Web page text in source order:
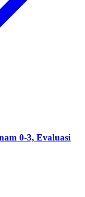
0-3, Evaluasi